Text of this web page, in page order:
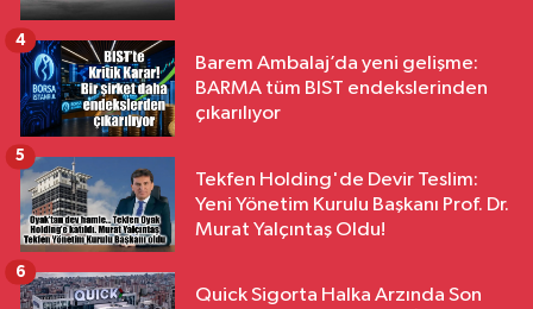
Barem Ambalaj’da yeni gelişme:
BARMA tüm BIST endekslerinden
çıkarılıyor
4
Tekfen Holding'de Devir Teslim:
Yeni Yönetim Kurulu Başkanı Prof. Dr.
Murat Yalçıntaş Oldu!
5
Quick Sigorta Halka Arzında Son
6